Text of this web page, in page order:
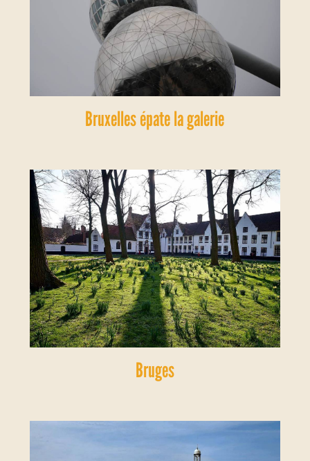
Bruxelles épate la galerie
Bruges